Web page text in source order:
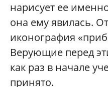
нарисует ее
она ему явилась.
иконография
Верующие перед
как раз в начале
принято.